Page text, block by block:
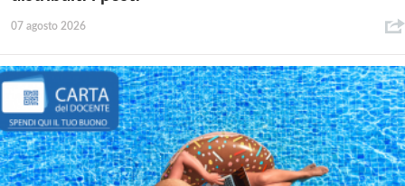
07 agosto 2026